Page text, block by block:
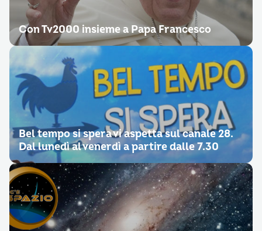
Con Tv2000 insieme a Papa Francesco
Bel tempo si spera vi aspetta sul canale 28.
Dal lunedì al venerdì a partire dalle 7.30